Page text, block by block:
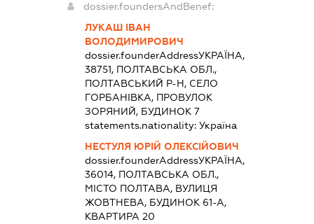
dossier.foundersAndBenef:
ЛУКАШ ІВАН
ВОЛОДИМИРОВИЧ
dossier.founderAddressУКРАЇНА,
38751, ПОЛТАВСЬКА ОБЛ.,
ПОЛТАВСЬКИЙ Р-Н, СЕЛО
ГОРБАНІВКА, ПРОВУЛОК
ЗОРЯНИЙ, БУДИНОК 7
statements.nationality:Україна
НЕСТУЛЯ ЮРІЙ ОЛЕКСІЙОВИЧ
dossier.founderAddressУКРАЇНА,
36014, ПОЛТАВСЬКА ОБЛ.,
МІСТО ПОЛТАВА, ВУЛИЦЯ
ЖОВТНЕВА, БУДИНОК 61-А,
КВАРТИРА 20